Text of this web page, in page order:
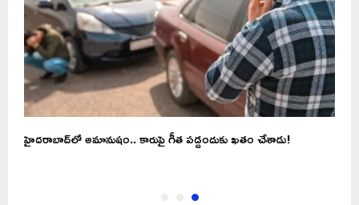
హైదరాబాద్‌లో అమానుషం.. కారుపై గీత పడ్డందుకు ఖతం చేశాడు!